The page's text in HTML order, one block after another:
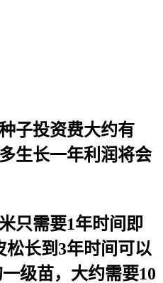
子投资费大约有
生长一年利润将会
只需要1年时间即
松长到3年时间可以
级苗，大约需要10